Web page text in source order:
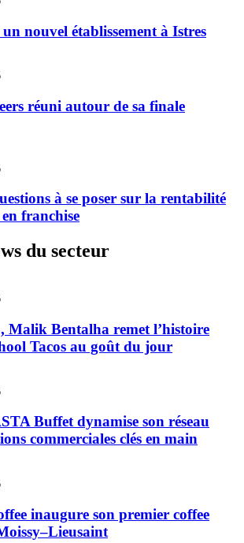
nouvel établissement à Istres
réuni autour de sa finale
à se poser sur la rentabilité
franchise
du secteur
Malik Bentalha remet l’histoire
Tacos au goût du jour
Buffet dynamise son réseau
commerciales clés en main
inaugure son premier coffee